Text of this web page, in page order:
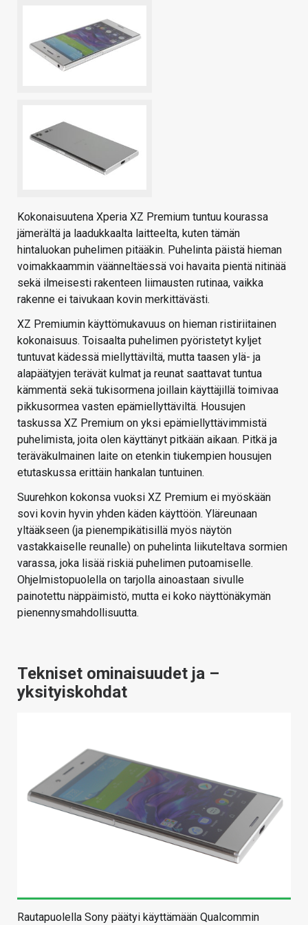
Kokonaisuutena Xperia XZ Premium tuntuu kourassa
jämerältä ja laadukkaalta laitteelta, kuten tämän
hintaluokan puhelimen pitääkin. Puhelinta päistä hieman
voimakkaammin väänneltäessä voi havaita pientä nitinää
sekä ilmeisesti rakenteen liimausten rutinaa, vaikka
rakenne ei taivukaan kovin merkittävästi.
XZ Premiumin käyttömukavuus on hieman ristiriitainen
kokonaisuus. Toisaalta puhelimen pyöristetyt kyljet
tuntuvat kädessä miellyttäviltä, mutta taasen ylä- ja
alapäätyjen terävät kulmat ja reunat saattavat tuntua
kämmentä sekä tukisormena joillain käyttäjillä toimivaa
pikkusormea vasten epämiellyttäviltä. Housujen
taskussa XZ Premium on yksi epämiellyttävimmistä
puhelimista, joita olen käyttänyt pitkään aikaan. Pitkä ja
teräväkulmainen laite on etenkin tiukempien housujen
etutaskussa erittäin hankalan tuntuinen.
Suurehkon kokonsa vuoksi XZ Premium ei myöskään
sovi kovin hyvin yhden käden käyttöön. Yläreunaan
yltääkseen (ja pienempikätisillä myös näytön
vastakkaiselle reunalle) on puhelinta liikuteltava sormien
varassa, joka lisää riskiä puhelimen putoamiselle.
Ohjelmistopuolella on tarjolla ainoastaan sivulle
painotettu näppäimistö, mutta ei koko näyttönäkymän
pienennysmahdollisuutta.
Tekniset ominaisuudet ja –
yksityiskohdat
Rautapuolella Sony päätyi käyttämään Qualcommin